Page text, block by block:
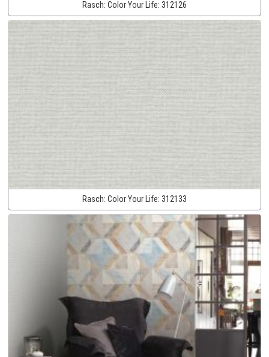
Rasch: Color Your Life: 312126
Rasch: Color Your Life: 312133